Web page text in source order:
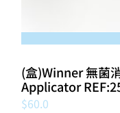
(盒)Winner 無菌
Applicator
$60.0